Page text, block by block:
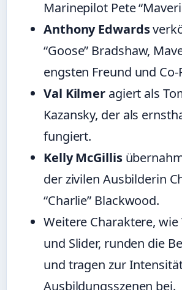
Marinepilot Pete
Anthony Edwards
“Goose” Bradshaw,
engsten Freund und Co-
Val Kilmer agiert als
Kazansky, der als
fungiert.
Kelly McGillis
der zivilen Ausbilderin
“Charlie” Blackwood.
Weitere Charaktere, wie
und Slider, runden die
und tragen zur
Ausbildungsszenen bei.